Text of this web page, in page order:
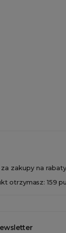
zakupy na rabaty
otrzymasz: 159